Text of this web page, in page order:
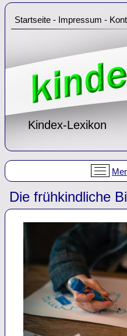
Kindex-Lexikon
Die frühkindliche
Startseite - Impressum -